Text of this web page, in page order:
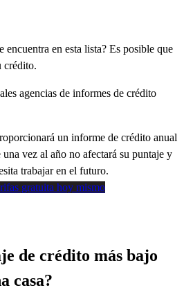
encuentra en esta lista? Es posible que
crédito.
agencias de informes de crédito
un informe de crédito anual
vez al año no afectará su puntaje y
trabajar en el futuro.
gratuita hoy mismo
de crédito más bajo
casa?